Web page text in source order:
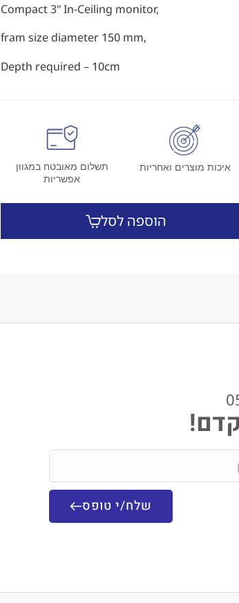
Compact 3" In-Ceiling monitor,
fram size diameter 150 mm,
Depth required – 10cm
איכות מוצרים ואחריות
תשלום מאובטח במגוון
אפשריות
הוספה לסל
שלח/י טופס